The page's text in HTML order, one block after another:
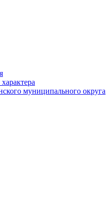
муниципального округа